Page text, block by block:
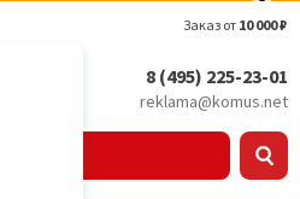
Заказ от 10 000 ₽
8 (495) 225-23-01
reklama@komus.net